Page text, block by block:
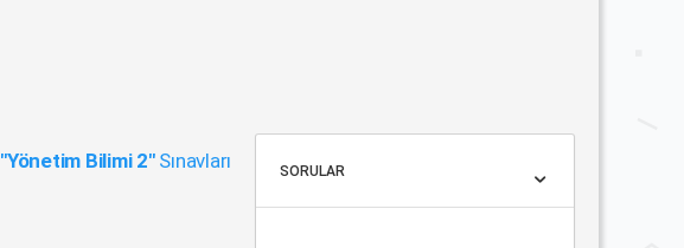
"Yönetim Bilimi 2"Sınavları SORULAR